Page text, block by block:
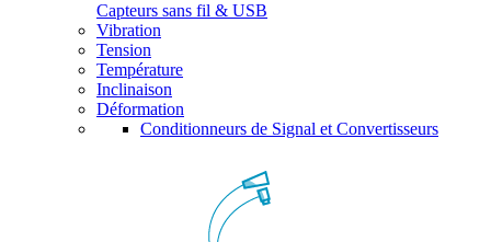
Capteurs sans fil & USB
Vibration
Tension
Température
Inclinaison
Déformation
Conditionneurs de Signal et Convertisseurs